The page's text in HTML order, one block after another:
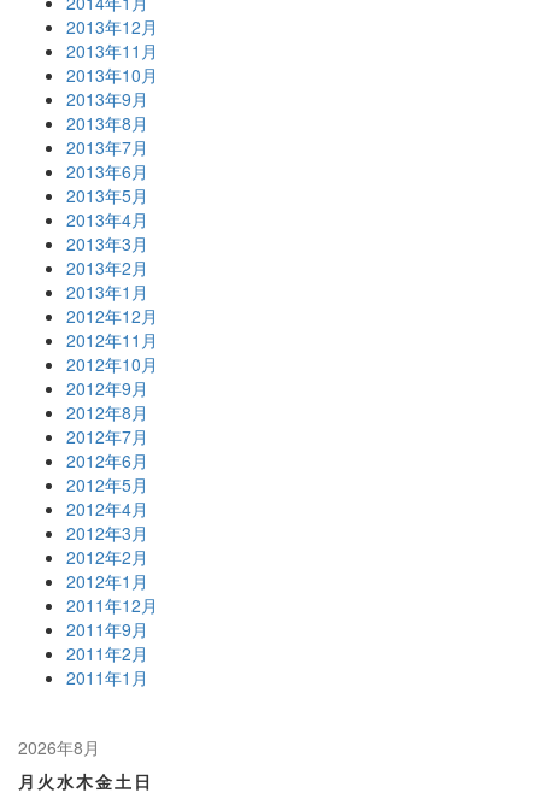
2013年12月
2013年11月
2013年10月
2013年9月
2013年8月
2013年7月
2013年6月
2013年5月
2013年4月
2013年3月
2013年2月
2013年1月
2012年12月
2012年11月
2012年10月
2012年9月
2012年8月
2012年7月
2012年6月
2012年5月
2012年4月
2012年3月
2012年2月
2012年1月
2011年12月
2011年9月
2011年2月
2011年1月
2026年8月
月 火水木金土 日